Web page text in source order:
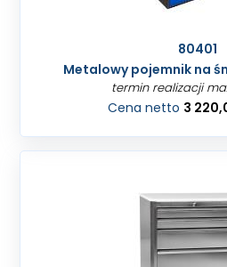
80401
Metalowy pojemnik na
termin realizacji
Cena netto 3